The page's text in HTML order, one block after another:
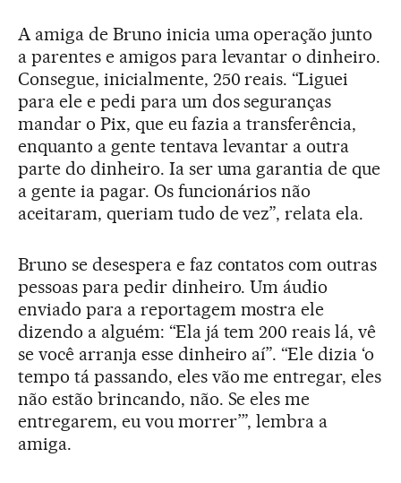
A amiga de Bruno inicia uma operação junto
a parentes e amigos para levantar o dinheiro.
Consegue, inicialmente, 250 reais. “Liguei
para ele e pedi para um dos seguranças
mandar o Pix, que eu fazia a transferência,
enquanto a gente tentava levantar a outra
parte do dinheiro. Ia ser uma garantia de que
a gente ia pagar. Os funcionários não
aceitaram, queriam tudo de vez”, relata ela.
Bruno se desespera e faz contatos com outras
pessoas para pedir dinheiro. Um áudio
enviado para a reportagem mostra ele
dizendo a alguém: “Ela já tem 200 reais lá, vê
se você arranja esse dinheiro aí”. “Ele dizia ‘o
tempo tá passando, eles vão me entregar, eles
não estão brincando, não. Se eles me
entregarem, eu vou morrer’”, lembra a
amiga.